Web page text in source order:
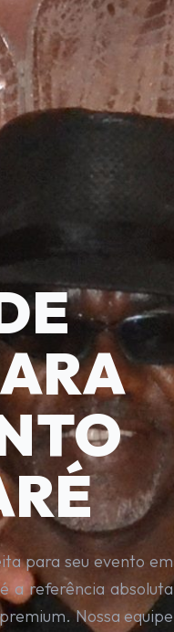
para seu evento em
a referência absoluta
Nossa equipe